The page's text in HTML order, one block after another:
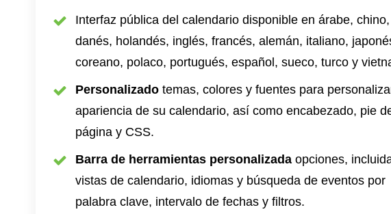
Interfaz pública del calendario disponible en árabe, chino,
danés, holandés, inglés, francés, alemán, italiano,
coreano, polaco, portugués, español, sueco, turco y
Personalizado temas, colores y fuentes para
apariencia de su calendario, así como encabezado, pie
página y CSS.
Barra de herramientas personalizada opciones,
vistas de calendario, idiomas y búsqueda de eventos por
palabra clave, intervalo de fechas y filtros.